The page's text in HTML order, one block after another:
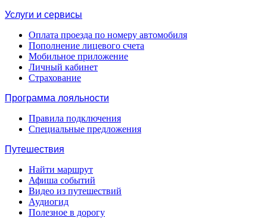
Услуги и сервисы
Оплата проезда по номеру автомобиля
Пополнение лицевого счета
Мобильное приложение
Личный кабинет
Страхование
Программа лояльности
Правила подключения
Специальные предложения
Путешествия
Найти маршрут
Афиша событий
Видео из путешествий
Аудиогид
Полезное в дорогу